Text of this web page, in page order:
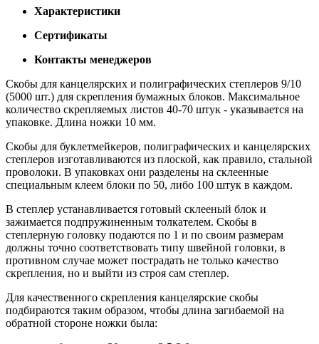
Характеристики
Сертификаты
Контакты менеджеров
Скобы для канцелярских и полиграфических степлеров 9/10
(5000 шт.) для скрепления бумажных блоков. Максимальное
количество скрепляемых листов 40-70 штук - указывается на
упаковке. Длина ножки 10 мм.
Скобы для буклетмейкеров, полиграфических и канцелярских
степлеров изготавливаются из плоской, как правило, стальной
проволоки. В упаковках они разделены на склеенные
специальным клеем блоки по 50, либо 100 штук в каждом.
В степлер уcтанавливается готовый склееный блок и
зажимается подпружиненным толкателем. Скобы в
степлерную головку подаются по 1 и по своим размерам
должны точно соответствовать типу швейной головки, в
противном случае может пострадать не только качество
скрепления, но и выйти из строя сам степлер.
Для качественного скрепления канцелярские скобы
подбираются таким образом, чтобы длина загибаемой на
обратной стороне ножки была: